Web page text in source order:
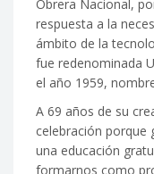
Obrera Nacional,
respuesta a la
ámbito de la
fue redenominada
el año 1959,
A 69 años de su
celebración porque
una educación
formarnos como